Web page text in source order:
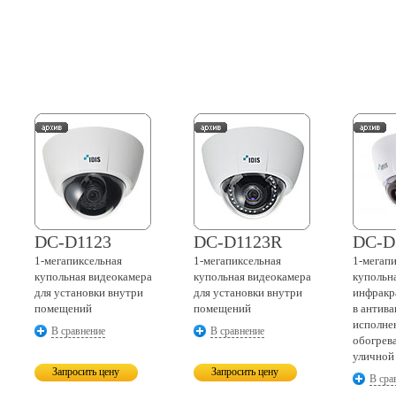
DC-D1123
1-мегапиксельная
купольная видеокамера
для установки внутри
помещений
В сравнение
Запросить цену
DC-D1123R
1-мегапиксельная
купольная видеокамера
для установки внутри
помещений
В сравнение
Запросить цену
DC-
1-
в
уличной
В